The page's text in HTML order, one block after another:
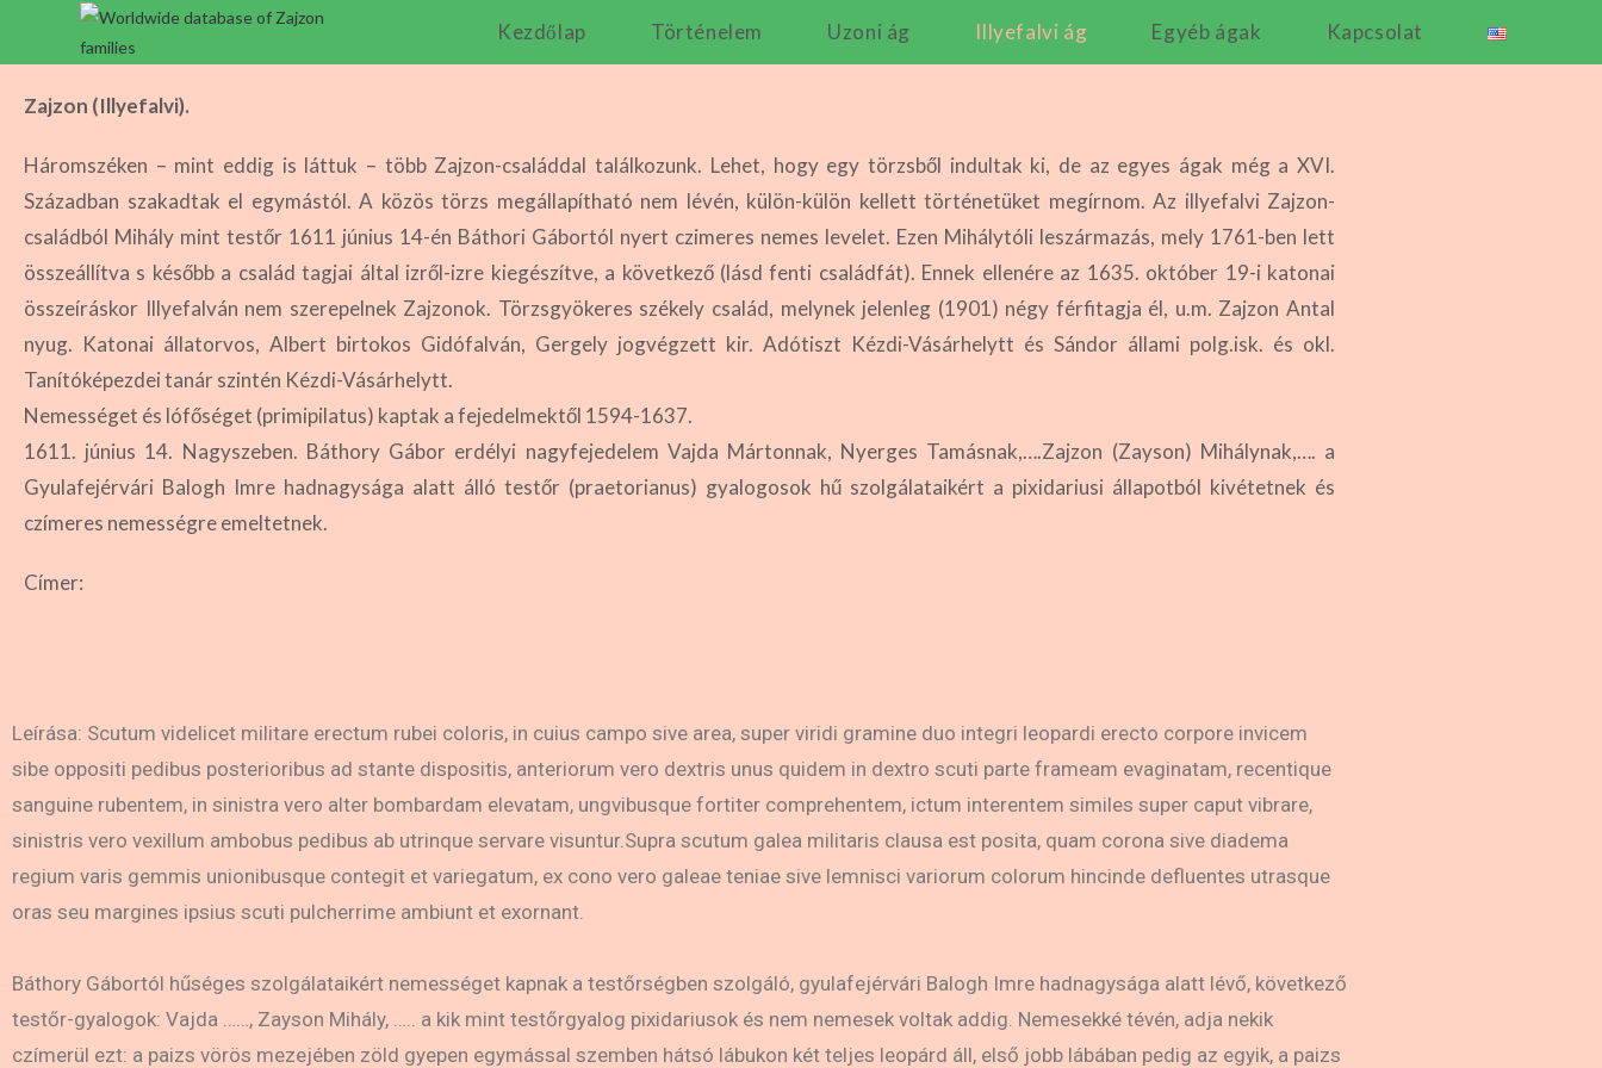
Kezdőlap Történelem Uzoni ág Illyefalvi ág Egyéb ágak Kapcsolat
Zajzon (Illyefalvi).
Háromszéken – mint eddig is láttuk – több Zajzon-családdal találkozunk. Lehet, hogy egy törzsből indultak ki, de az egyes ágak még a XVI.
Században szakadtak el egymástól. A közös törzs megállapítható nem lévén, külön-külön kellett történetüket megírnom. Az illyefalvi Zajzon-
családból Mihály mint testőr 1611 június 14-én Báthori Gábortól nyert czimeres nemes levelet. Ezen Mihálytóli leszármazás, mely 1761-ben lett
összeállítva s később a család tagjai által izről-izre kiegészítve, a következő (lásd fenti családfát). Ennek ellenére az 1635. október 19-i katonai
összeíráskor Illyefalván nem szerepelnek Zajzonok. Törzsgyökeres székely család, melynek jelenleg (1901) négy férfitagja él, u.m. Zajzon Antal
nyug. Katonai állatorvos, Albert birtokos Gidófalván, Gergely jogvégzett kir. Adótiszt Kézdi-Vásárhelytt és Sándor állami polg.isk. és okl.
Tanítóképezdei tanár szintén Kézdi-Vásárhelytt.
Nemességet és lófőséget (primipilatus) kaptak a fejedelmektől 1594-1637.
1611. június 14. Nagyszeben. Báthory Gábor erdélyi nagyfejedelem Vajda Mártonnak, Nyerges Tamásnak,….Zajzon (Zayson) Mihálynak,…. a
Gyulafejérvári Balogh Imre hadnagysága alatt álló testőr (praetorianus) gyalogosok hű szolgálataikért a pixidariusi állapotból kivétetnek és
czímeres nemességre emeltetnek.
Címer:
Leírása: Scutum videlicet militare erectum rubei coloris, in cuius campo sive area, super viridi gramine duo integri leopardi erecto corpore invicem
sibe oppositi pedibus posterioribus ad stante dispositis, anteriorum vero dextris unus quidem in dextro scuti parte frameam evaginatam, recentique
sanguine rubentem, in sinistra vero alter bombardam elevatam, ungvibusque fortiter comprehentem, ictum interentem similes super caput vibrare,
sinistris vero vexillum ambobus pedibus ab utrinque servare visuntur.Supra scutum galea militaris clausa est posita, quam corona sive diadema
regium varis gemmis unionibusque contegit et variegatum, ex cono vero galeae teniae sive lemnisci variorum colorum hincinde defluentes utrasque
oras seu margines ipsius scuti pulcherrime ambiunt et exornant.
Báthory Gábortól hűséges szolgálataikért nemességet kapnak a testőrségben szolgáló, gyulafejérvári Balogh Imre hadnagysága alatt lévő, következő
testőr-gyalogok: Vajda ……, Zayson Mihály, ….. a kik mint testőrgyalog pixidariusok és nem nemesek voltak addig. Nemesekké tévén, adja nekik
czímerül ezt: a paizs vörös mezejében zöld gyepen egymással szemben hátsó lábukon két teljes leopárd áll, első jobb lábában pedig az egyik, a paizs